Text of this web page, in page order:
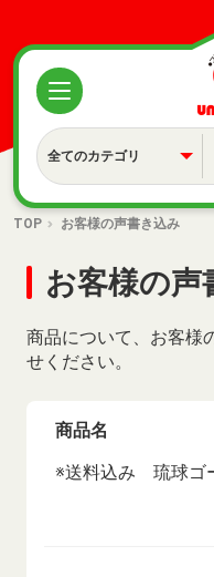
TOP お客様の声書き込み
お客様の声
商品について、お客様
せください。
商品名
※送料込み 琉球ゴ